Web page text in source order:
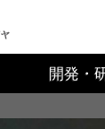
開発・